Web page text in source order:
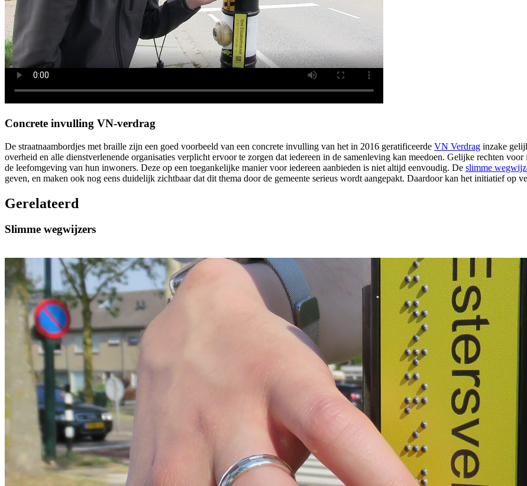
Concrete invulling VN-verdrag
De straatnaambordjes met braille zijn een goed voorbeeld van een concrete invulling van het in 2016 geratificeerde VN Verdrag inzake
overheid en alle dienstverlenende organisaties verplicht ervoor te zorgen dat iedereen in de samenleving kan meedoen. Gelijke rechten
de leefomgeving van hun inwoners. Deze op een toegankelijke manier voor iedereen aanbieden is niet altijd eenvoudig. De slimme
geven, en maken ook nog eens duidelijk zichtbaar dat dit thema door de gemeente serieus wordt aangepakt. Daardoor kan het initiatief op
Gerelateerd
Slimme wegwijzers